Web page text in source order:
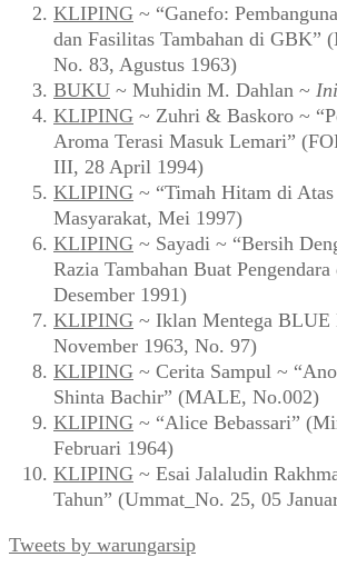
KLIPING ~ “Ganefo:
dan Fasilitas Tambahan di GBK”
No. 83, Agustus 1963)
BUKU ~ Muhidin M. Dahlan ~
KLIPING ~ Zuhri & Baskoro ~
Aroma Terasi Masuk Lemari”
III, 28 April 1994)
KLIPING ~ “Timah Hitam di Atas
Masyarakat, Mei 1997)
KLIPING ~ Sayadi ~ “Bersih
Razia Tambahan Buat
Desember 1991)
KLIPING ~ Iklan Mentega
November 1963, No. 97)
KLIPING ~ Cerita Sampul ~
Shinta Bachir” (MALE, No.002)
KLIPING ~ “Alice Bebassari”
Februari 1964)
KLIPING ~ Esai Jalaludin
Tahun” (Ummat_No. 25, 05
Tweets by warungarsip